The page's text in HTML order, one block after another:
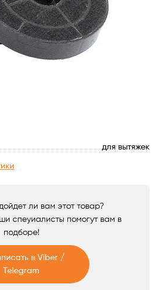
для вытяжек
ли вам этот товар?
спеуиалисты помогут вам в
подборе!
в Viber /
Telegram